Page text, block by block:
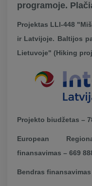
programoje.
Projektas LLI-448
ir Latvijoje. Baltijos
Lietuvoje" (Hiking
Projekto biudžetas –
European
finansavimas – 669
Bendras